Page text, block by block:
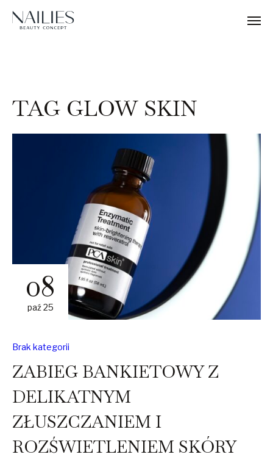
TAG GLOW SKIN
08
paź 25
Brak kategorii
ZABIEG BANKIETOWY Z
DELIKATNYM
ZŁUSZCZANIEM I
ROZŚWIETLENIEM SKÓRY